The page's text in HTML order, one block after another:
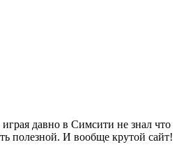
давно в Симсити не знал что
полезной. И вообще крутой сайт!